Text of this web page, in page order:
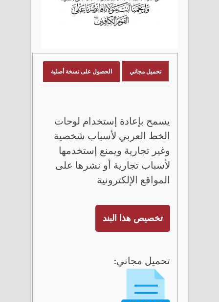
تحميل مجاني الحصول على نسخة أصلية
يسمح بإعادة إستخدام لوحات
الخط العربي لأسباب شخصية
وغير تجارية ويمنع إستخدمها
لأسباب تجارية أو نشرها على
المواقع الإلكترونية
تخصيص هذا البند
تحميل مجاني: